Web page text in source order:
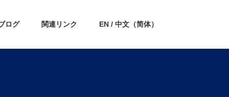
ログ 関連リンク EN / 中文（简体）